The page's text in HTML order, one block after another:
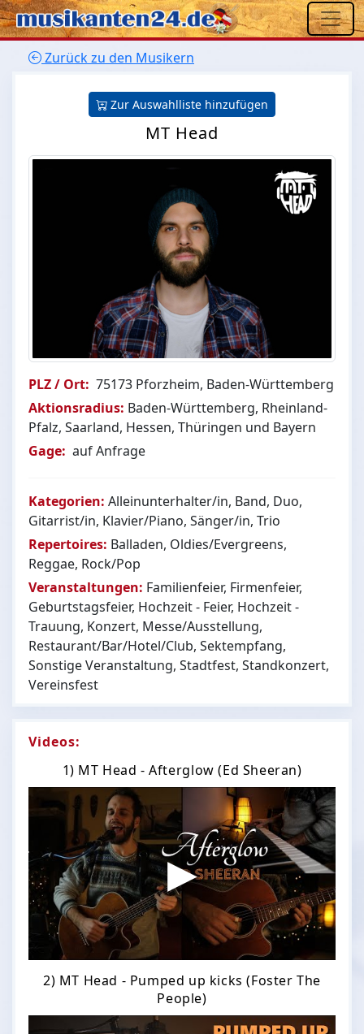
Zurück zu den Musikern
Zur Auswahlliste hinzufügen
MT Head
PLZ / Ort: 75173 Pforzheim, Baden-Württemberg
Aktionsradius: Baden-Württemberg, Rheinland-
Pfalz, Saarland, Hessen, Thüringen und Bayern
Gage: auf Anfrage
Kategorien: Alleinunterhalter/in, Band, Duo,
Gitarrist/in, Klavier/Piano, Sänger/in, Trio
Repertoires: Balladen, Oldies/Evergreens,
Reggae, Rock/Pop
Veranstaltungen: Familienfeier, Firmenfeier,
Geburtstagsfeier, Hochzeit - Feier, Hochzeit -
Trauung, Konzert, Messe/Ausstellung,
Restaurant/Bar/Hotel/Club, Sektempfang,
Sonstige Veranstaltung, Stadtfest, Standkonzert,
Vereinsfest
Videos:
1) MT Head - Afterglow (Ed Sheeran)
2) MT Head - Pumped up kicks (Foster The
People)